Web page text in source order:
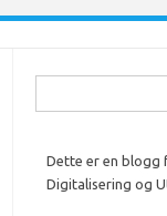
etter:
Dette er en blogg
Digitalisering og